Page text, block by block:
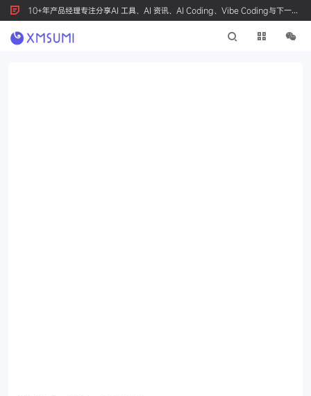
10+年产品经理专注分享AI 工具、AI 资讯、AI Coding、Vibe Coding与下一代
产品创新，按 Ctrl+D 收藏我们